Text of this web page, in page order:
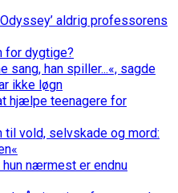
aldrig professorens
for dygtige?
sang, han spiller...«, sagde
ikke løgn
hjælpe teenagere for
til vold, selvskade og mord:
nærmest er endnu